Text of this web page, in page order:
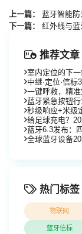
上一篇：
蓝牙智能防
下一篇：
红外线与蓝
推荐文章
室内定位的下
中继·定位·信
一键呼救，精
蓝牙紧急按钮
秒级响应+米级
给足球充电？
蓝牙6.3发布：
全球蓝牙设备
热门标签
物联网
蓝牙信标